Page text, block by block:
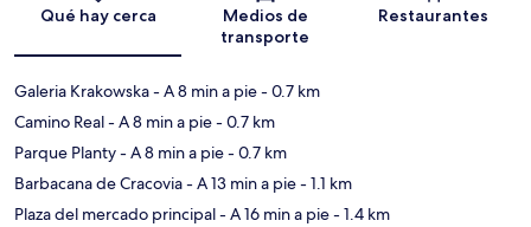
Qué hay cerca
Medios de
transporte
Restaurantes
Galeria Krakowska- A 8 min a pie- 0.7 km
Camino Real- A 8 min a pie- 0.7 km
Parque Planty- A 8 min a pie- 0.7 km
Barbacana de Cracovia- A 13 min a pie- 1.1 km
Plaza del mercado principal- A 16 min a pie- 1.4 km